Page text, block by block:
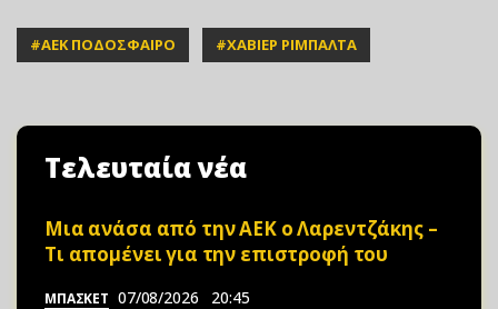
#ΑΕΚ ΠΟΔΟΣΦΑΙΡΟ #ΧΑΒΙΕΡ ΡΙΜΠΑΛΤΑ
Τελευταία νέα
Μια ανάσα από την ΑΕΚ ο Λαρεντζάκης –
Τι απομένει για την επιστροφή του
ΜΠΑΣΚΕΤ 07/08/2026 20:45